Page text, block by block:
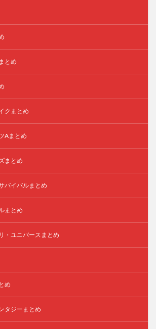
とめ
クまとめ
Aまとめ
まとめ
バイバルまとめ
まとめ
・ユニバースまとめ
め
タジーまとめ